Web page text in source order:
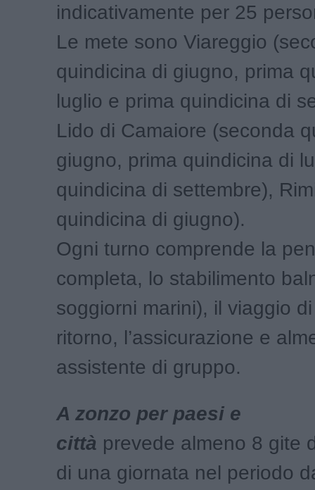
indicativamente per 25
Le mete sono Viareggio
quindicina di giugno, prima
luglio e prima quindicina di
Lido di Camaiore (seconda
giugno, prima quindicina di
quindicina di settembre),
quindicina di giugno).
Ogni turno comprende la
completa, lo stabilimento
soggiorni marini), il viaggio
ritorno, l’assicurazione e
assistente di gruppo.
A zonzo per paesi e
città prevede almeno 8 gite
di una giornata nel periodo